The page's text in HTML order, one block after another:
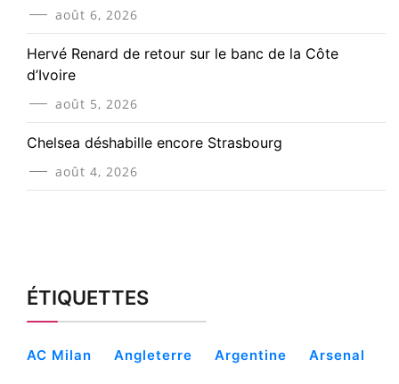
août 6, 2026
Hervé Renard de retour sur le banc de la Côte
d’Ivoire
août 5, 2026
Chelsea déshabille encore Strasbourg
août 4, 2026
ÉTIQUETTES
AC Milan Angleterre Argentine Arsenal